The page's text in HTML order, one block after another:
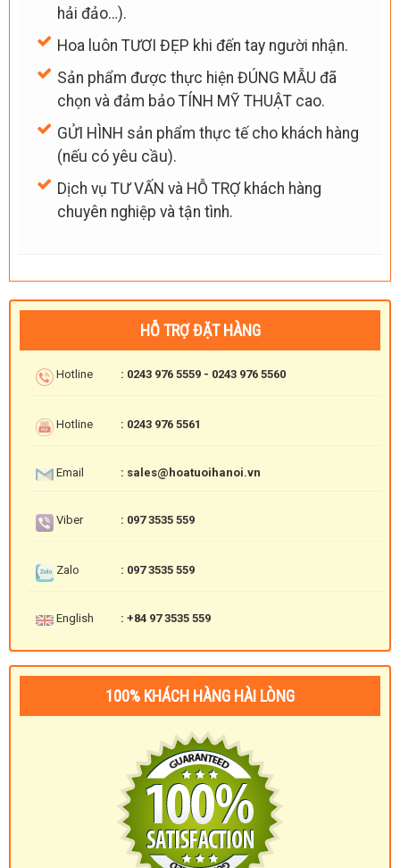
hải đảo…).
Hoa luôn TƯƠI ĐẸP khi đến tay người nhận.
Sản phẩm được thực hiện ĐÚNG MẪU đã
chọn và đảm bảo TÍNH MỸ THUẬT cao.
GỬI HÌNH sản phẩm thực tế cho khách hàng
(nếu có yêu cầu).
Dịch vụ TƯ VẤN và HỖ TRỢ khách hàng
chuyên nghiệp và tận tình.
HỖ TRỢ ĐẶT HÀNG
Hotline : 0243 976 5559 - 0243 976 5560
Hotline : 0243 976 5561
Email : sales@hoatuoihanoi.vn
Viber : 097 3535 559
Zalo : 097 3535 559
English : +84 97 3535 559
100% KHÁCH HÀNG HÀI LÒNG